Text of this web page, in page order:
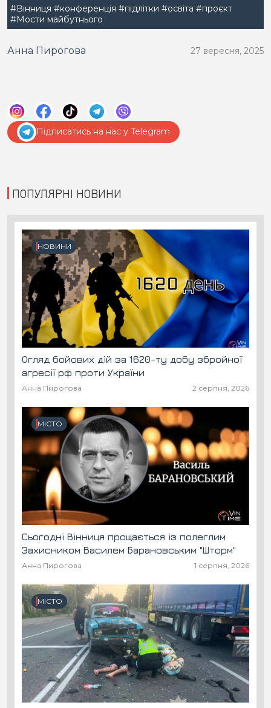
#Вінниця #конференція #підлітки #освіта #проєкт
#Мости майбутнього
Анна Пирогова 27 вересня, 2025
Підписатись на нас у Telegram
ПОПУЛЯРНІ НОВИНИ
НОВИНИ
Огляд бойових дій за 1620-ту добу збройної
агресії рф проти України
Анна Пирогова 2 серпня, 2026
МІСТО
Сьогодні Вінниця прощається із полеглим
Захисником Василем Барановським "Шторм"
Анна Пирогова 1 серпня, 2026
МІСТО